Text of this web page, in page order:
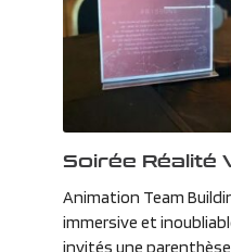
Soirée Réalité
Animation Team
immersive et
invités une